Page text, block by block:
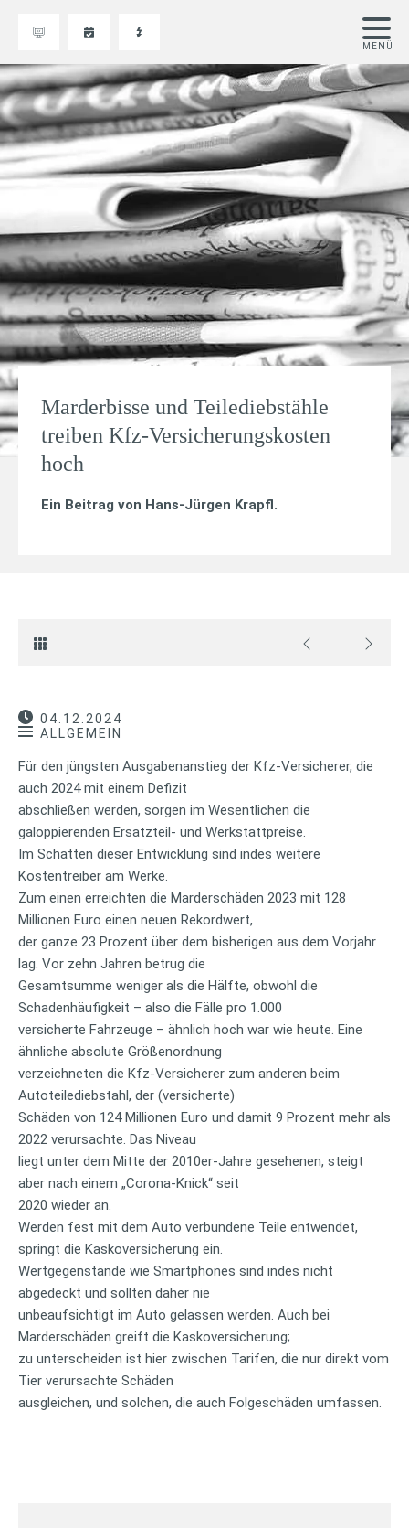
Marderbisse und Teilediebstähle
treiben Kfz-Versicherungskosten
hoch
Ein Beitrag von Hans-Jürgen Krapfl.
04.12.2024
ALLGEMEIN
Für den jüngsten Ausgabenanstieg der Kfz-Versicherer, die
auch 2024 mit einem Defizit
abschließen werden, sorgen im Wesentlichen die
galoppierenden Ersatzteil- und Werkstattpreise.
Im Schatten dieser Entwicklung sind indes weitere
Kostentreiber am Werke.
Zum einen erreichten die Marderschäden 2023 mit 128
Millionen Euro einen neuen Rekordwert,
der ganze 23 Prozent über dem bisherigen aus dem Vorjahr
lag. Vor zehn Jahren betrug die
Gesamtsumme weniger als die Hälfte, obwohl die
Schadenhäufigkeit – also die Fälle pro 1.000
versicherte Fahrzeuge – ähnlich hoch war wie heute. Eine
ähnliche absolute Größenordnung
verzeichneten die Kfz-Versicherer zum anderen beim
Autoteilediebstahl, der (versicherte)
Schäden von 124 Millionen Euro und damit 9 Prozent mehr als
2022 verursachte. Das Niveau
liegt unter dem Mitte der 2010er-Jahre gesehenen, steigt
aber nach einem „Corona-Knick“ seit
2020 wieder an.
Werden fest mit dem Auto verbundene Teile entwendet,
springt die Kaskoversicherung ein.
Wertgegenstände wie Smartphones sind indes nicht
abgedeckt und sollten daher nie
unbeaufsichtigt im Auto gelassen werden. Auch bei
Marderschäden greift die Kaskoversicherung;
zu unterscheiden ist hier zwischen Tarifen, die nur direkt vom
Tier verursachte Schäden
ausgleichen, und solchen, die auch Folgeschäden umfassen.